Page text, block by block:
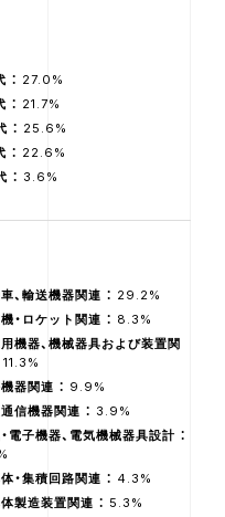
： 27.0%
： 21.7%
： 25.6%
： 22.6%
： 3.6%
、輸送機器関連 ： 29.2%
・ロケット関連 ： 8.3%
機器、機械器具および装置関
11.3%
器関連 ： 9.9%
信機器関連 ： 3.9%
電子機器、電気機械器具設計 ：
・集積回路関連 ： 4.3%
製造装置関連 ： 5.3%